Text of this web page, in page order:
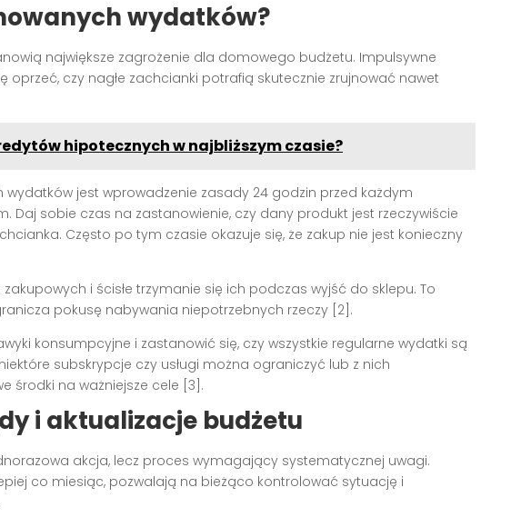
wydatków?
największe zagrożenie dla domowego budżetu. Impulsywne
oprzeć, czy nagłe zachcianki potrafią skutecznie zrujnować nawet
hipotecznych w najbliższym czasie?
jest wprowadzenie zasady 24 godzin przed każdym
Daj sobie czas na zastanowienie, czy dany produkt jest rzeczywiście
Często po tym czasie okazuje się, że zakup nie jest konieczny
i ścisłe trzymanie się ich podczas wyjść do sklepu. To
pokusę nabywania niepotrzebnych rzeczy [2].
konsumpcyjne i zastanowić się, czy wszystkie regularne wydatki są
subskrypcje czy usługi można ograniczyć lub z nich
środki na ważniejsze cele [3].
i aktualizacje budżetu
akcja, lecz proces wymagający systematycznej uwagi.
co miesiąc, pozwalają na bieżąco kontrolować sytuację i